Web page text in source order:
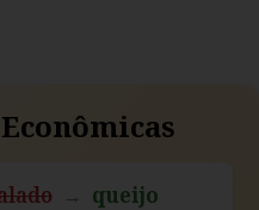
→ queijo